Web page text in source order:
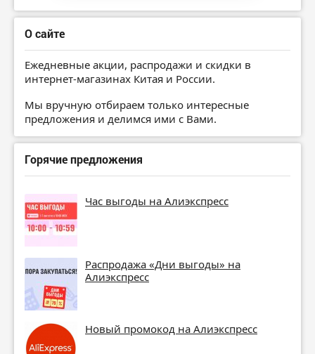
О сайте
Ежедневные акции, распродажи и скидки в
интернет-магазинах Китая и России.
Мы вручную отбираем только интересные
предложения и делимся ими с Вами.
Горячие предложения
Час выгоды на Алиэкспресс
Распродажа «Дни выгоды» на
Алиэкспресс
Новый промокод на Алиэкспресс